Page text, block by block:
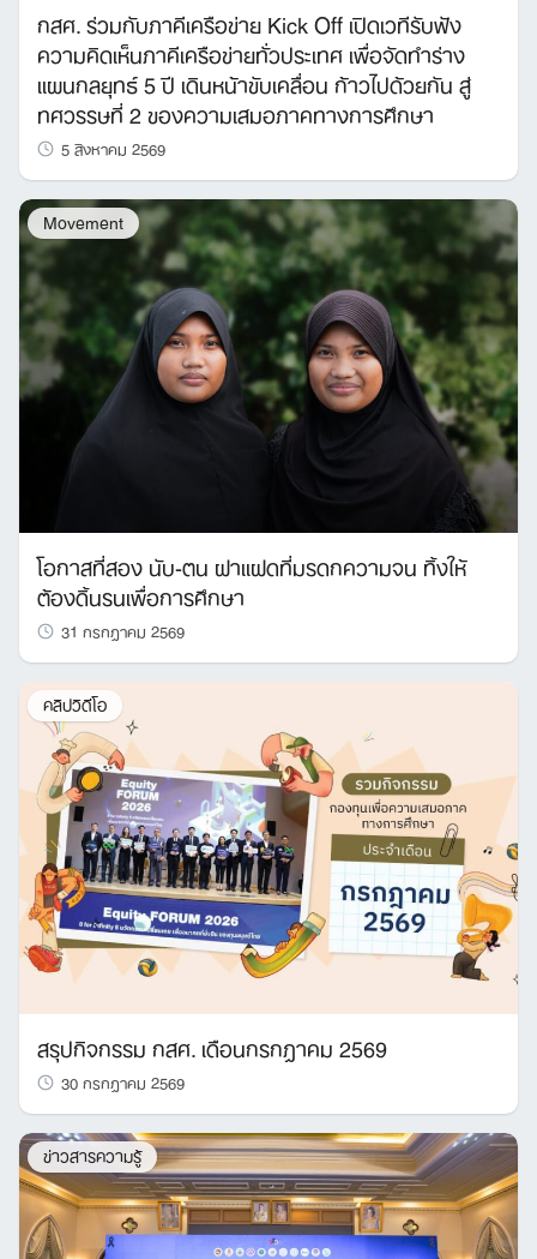
กสศ. ร่วมกับภาคีเครือข่าย Kick Off เปิดเวทีรับฟัง
ความคิดเห็นภาคีเครือข่ายทั่วประเทศ เพื่อจัดทำร่าง
แผนกลยุทธ์ 5 ปี เดินหน้าขับเคลื่อน ก้าวไปด้วยกัน สู่
ทศวรรษที่ 2 ของความเสมอภาคทางการศึกษา
5 สิงหาคม 2569
Movement
โอกาสที่สอง นับ-ตน ฝาแฝดที่มรดกความจน ทิ้งให้
ต้องดิ้นรนเพื่อการศึกษา
31 กรกฎาคม 2569
คลิปวิดีโอ
สรุปกิจกรรม กสศ. เดือนกรกฎาคม 2569
30 กรกฎาคม 2569
ข่าวสารความรู้